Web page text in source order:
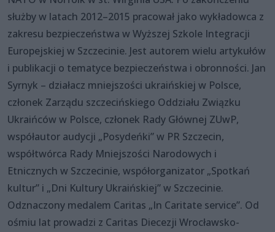
służby w latach 2012–2015 pracował jako wykładowca z
zakresu bezpieczeństwa w Wyższej Szkole Integracji
Europejskiej w Szczecinie. Jest autorem wielu artykułów
i publikacji o tematyce bezpieczeństwa i obronności. Jan
Syrnyk – działacz mniejszości ukraińskiej w Polsce,
członek Zarządu szczecińskiego Oddziału Związku
Ukraińców w Polsce, członek Rady Głównej ZUwP,
współautor audycji „Posydeńki” w PR Szczecin,
współtwórca Rady Mniejszości Narodowych i
Etnicznych w Szczecinie, współorganizator „Spotkań
kultur” i „Dni Kultury Ukraińskiej” w Szczecinie.
Odznaczony medalem Caritas „In Caritate service”. Od
ośmiu lat prowadzi z Caritas Diecezji Wrocławsko-